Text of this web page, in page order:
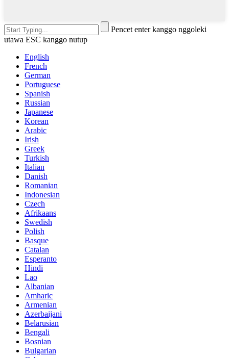
Pencet enter kanggo nggoleki
utawa ESC kanggo nutup
English
French
German
Portuguese
Spanish
Russian
Japanese
Korean
Arabic
Irish
Greek
Turkish
Italian
Danish
Romanian
Indonesian
Czech
Afrikaans
Swedish
Polish
Basque
Catalan
Esperanto
Hindi
Lao
Albanian
Amharic
Armenian
Azerbaijani
Belarusian
Bengali
Bosnian
Bulgarian